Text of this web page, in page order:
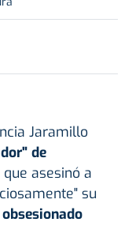
Jaramillo
de
asesinó a
su